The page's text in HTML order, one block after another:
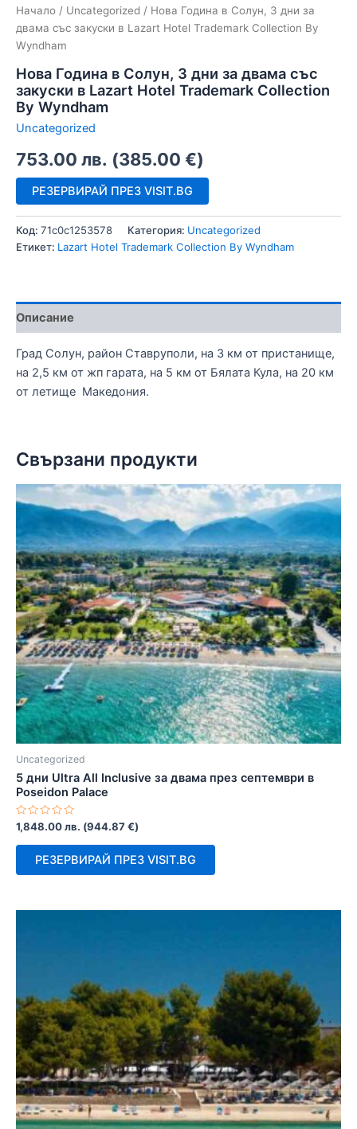
Начало / Uncategorized / Нова Година в Солун, 3 дни за
двама със закуски в Lazart Hotel Trademark Collection By
Wyndham
Нова Година в Солун, 3 дни за двама със
закуски в Lazart Hotel Trademark Collection
By Wyndham
Uncategorized
753.00 лв. (385.00 €)
РЕЗЕРВИРАЙ ПРЕЗ VISIT.BG
Код: 71c0c1253578 Категория: Uncategorized
Етикет: Lazart Hotel Trademark Collection By Wyndham
Описание
Град Солун, район Ставруполи, на 3 км от пристанище,
на 2,5 км от жп гарата, на 5 км от Бялата Кула, на 20 км
от летище Македония.
Свързани продукти
Uncategorized
5 дни Ultra All Inclusive за двама през септември в
Poseidon Palace
Оценено
с
0
1,848.00лв. (944.87€)
РЕЗЕРВИРАЙ ПРЕЗ VISIT.BG